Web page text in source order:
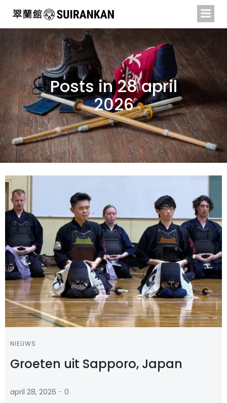
de
inhoud
springen
Posts in 28 april
2026
NIEUWS
Groeten uit Sapporo, Japan
april 28, 2026 - 0